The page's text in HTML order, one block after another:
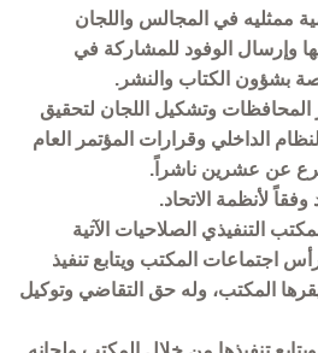
ممثليه في المجالس واللجان
وإرسال الوفود للمشاركة في
بشؤون الكتاب والنشر.
المحافظات وتشكيل اللجان لتحقيق
الداخلي وقرارات المؤتمر العام
عن عشرين ناشراً.
اجتماعات المكتب ويتابع تنفيذ
يقرها المكتب، وله حق التقاضي وتوكيل